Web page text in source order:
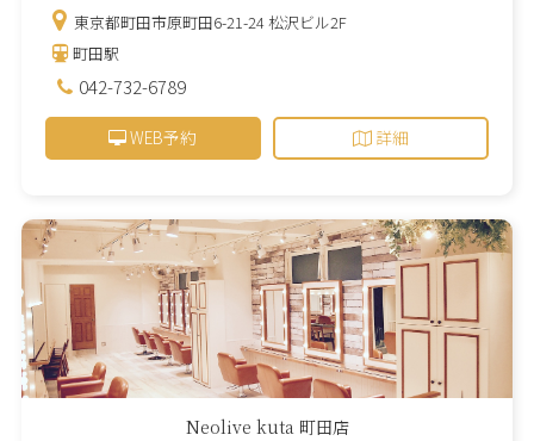
東京都町田市原町田6-21-24 松沢ビル2F
町田駅
042-732-6789
WEB予約 詳細
Neolive kuta 町田店